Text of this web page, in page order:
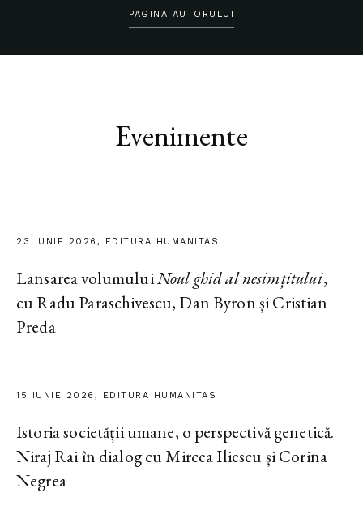
PAGINA AUTORULUI
Evenimente
23 IUNIE 2026, EDITURA HUMANITAS
Lansarea volumuluiNoul ghid al nesimțitului,
cu Radu Paraschivescu, Dan Byron și Cristian
Preda
15 IUNIE 2026, EDITURA HUMANITAS
Istoria societății umane, o perspectivă genetică.
Niraj Rai în dialog cu Mircea Iliescu și Corina
Negrea